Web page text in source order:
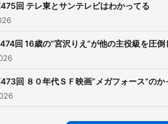
回 テレ東とサンテレビはわかってる
回 16歳の”宮沢りえ”が他の主役級を圧倒
回 ８０年代ＳＦ映画”メガフォース”のか